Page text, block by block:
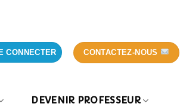
CONNECTER CONTACTEZ-NOUS
DEVENIR PROFESSEUR